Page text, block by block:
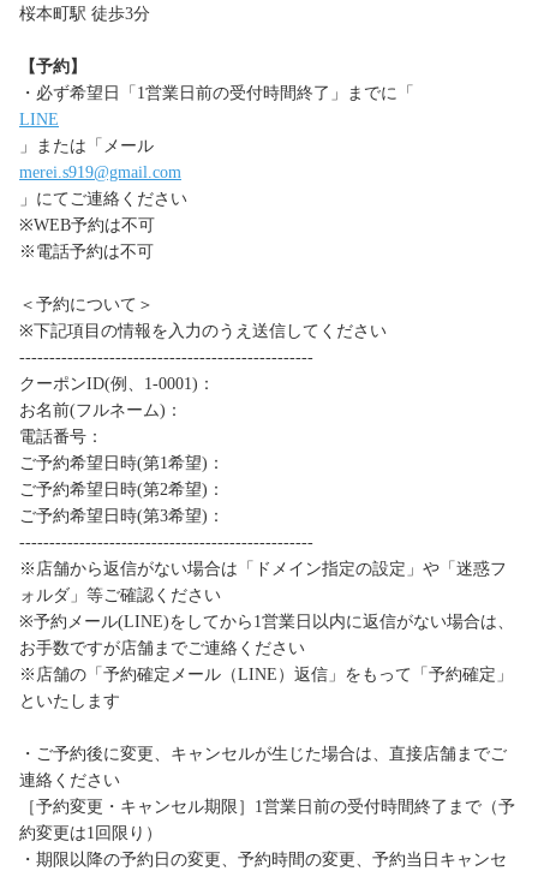
桜本町駅 徒歩3分
【予約】
・必ず希望日「1営業日前の受付時間終了」までに「
LINE
」または「メール
merei.s919@gmail.com
」にてご連絡ください
※WEB予約は不可
※電話予約は不可
＜予約について＞
※下記項目の情報を入力のうえ送信してください
-------------------------------------------------
クーポンID(例、1-0001)：
お名前(フルネーム)：
電話番号：
ご予約希望日時(第1希望)：
ご予約希望日時(第2希望)：
ご予約希望日時(第3希望)：
-------------------------------------------------
※店舗から返信がない場合は「ドメイン指定の設定」や「迷惑フ
ォルダ」等ご確認ください
※予約メール(LINE)をしてから1営業日以内に返信がない場合は、
お手数ですが店舗までご連絡ください
※店舗の「予約確定メール（LINE）返信」をもって「予約確定」
といたします
・ご予約後に変更、キャンセルが生じた場合は、直接店舗までご
連絡ください
［予約変更・キャンセル期限］1営業日前の受付時間終了まで（予
約変更は1回限り）
・期限以降の予約日の変更、予約時間の変更、予約当日キャンセ